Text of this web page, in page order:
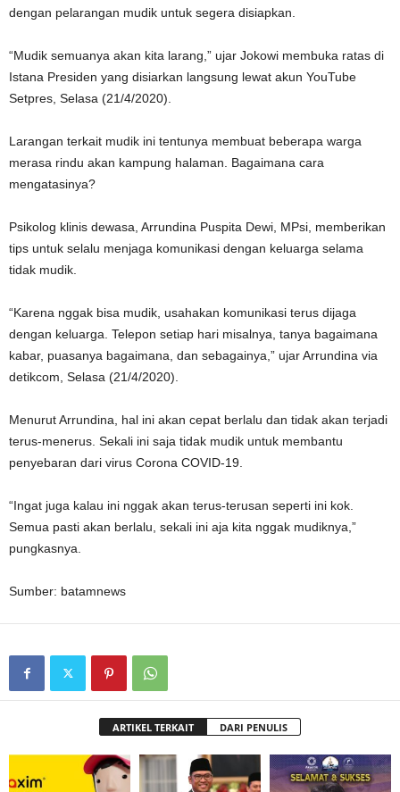
dengan pelarangan mudik untuk segera disiapkan.
“Mudik semuanya akan kita larang,” ujar Jokowi membuka ratas di
Istana Presiden yang disiarkan langsung lewat akun YouTube
Setpres, Selasa (21/4/2020).
Larangan terkait mudik ini tentunya membuat beberapa warga
merasa rindu akan kampung halaman. Bagaimana cara
mengatasinya?
Psikolog klinis dewasa, Arrundina Puspita Dewi, MPsi, memberikan
tips untuk selalu menjaga komunikasi dengan keluarga selama
tidak mudik.
“Karena nggak bisa mudik, usahakan komunikasi terus dijaga
dengan keluarga. Telepon setiap hari misalnya, tanya bagaimana
kabar, puasanya bagaimana, dan sebagainya,” ujar Arrundina via
detikcom, Selasa (21/4/2020).
Menurut Arrundina, hal ini akan cepat berlalu dan tidak akan terjadi
terus-menerus. Sekali ini saja tidak mudik untuk membantu
penyebaran dari virus Corona COVID-19.
“Ingat juga kalau ini nggak akan terus-terusan seperti ini kok.
Semua pasti akan berlalu, sekali ini aja kita nggak mudiknya,”
pungkasnya.
Sumber: batamnews
ARTIKEL TERKAIT DARI PENULIS